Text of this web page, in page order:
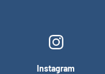
Instagram